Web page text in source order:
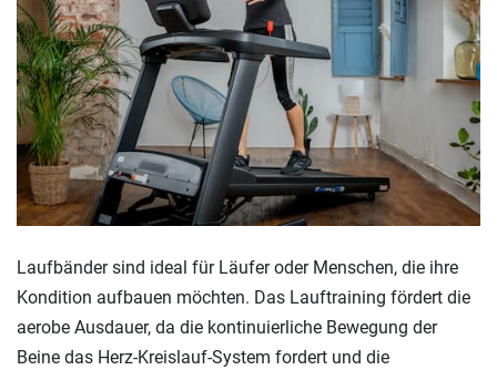
Laufbänder sind ideal für Läufer oder Menschen, die ihre
Kondition aufbauen möchten. Das Lauftraining fördert die
aerobe Ausdauer, da die kontinuierliche Bewegung der
Beine das Herz-Kreislauf-System fordert und die